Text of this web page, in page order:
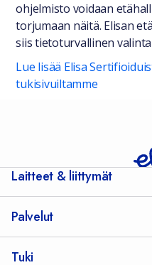
ohjelmisto voidaan
torjumaan näitä. Elisan
siis tietoturvallinen
Lue lisää Elisa
tukisivuiltamme
Laitteet & liittymät
Palvelut
Tuki